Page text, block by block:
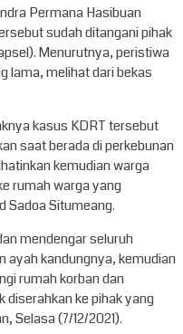
Permana Hasibuan
sudah ditangani pihak
Menurutnya, peristiwa
lama, melihat dari bekas
kasus KDRT tersebut
saat berada di perkebunan
kemudian warga
rumah warga yang
Sadoa Situmeang.
mendengar seluruh
ayah kandungnya, kemudian
rumah korban dan
diserahkan ke pihak yang
Selasa (7/12/2021).